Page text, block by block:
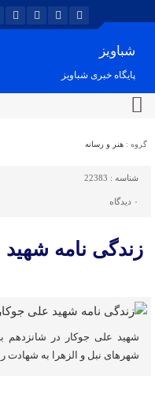
شباویز
پایگاه خبری شباویز
گروه : هنر و رسانه
شناسه : 22383
۰ دیدگاه
زندگی نامه
شهرهای نبل و الزهرا به شهادت